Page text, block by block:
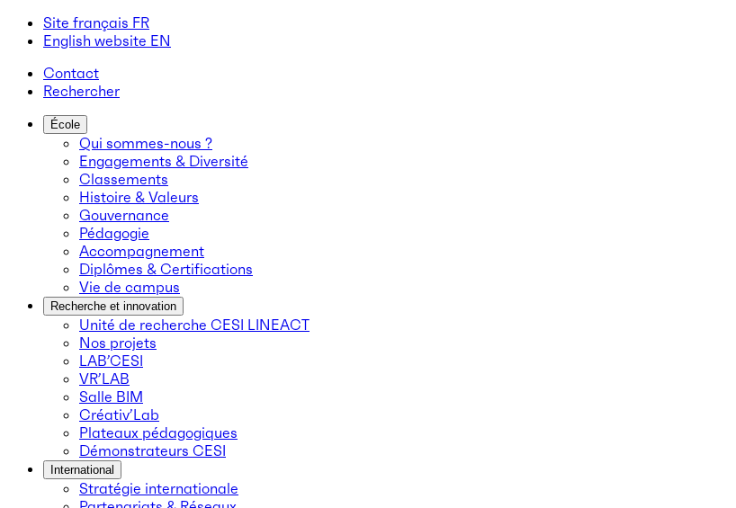
Site français FR
English website EN
Contact
Rechercher
École
Qui sommes-nous ?
Engagements & Diversité
Classements
Histoire & Valeurs
Gouvernance
Pédagogie
Accompagnement
Diplômes & Certifications
Vie de campus
Recherche et innovation
Unité de recherche CESI LINEACT
Nos projets
LAB’CESI
VR’LAB
Salle BIM
Créativ’Lab
Plateaux pédagogiques
Démonstrateurs CESI
International
Stratégie internationale